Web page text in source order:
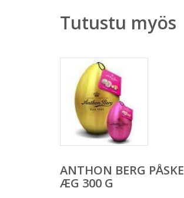
Tutustu myös
ANTHON BERG PÅSKE
ÆG 300 G